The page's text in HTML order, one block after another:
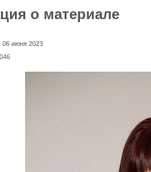
о материале
06 июня 2023